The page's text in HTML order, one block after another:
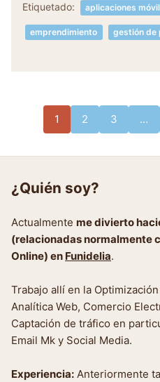
Etiquetado: aplicaciones
emprendimiento gestión de
Paginación
1 2 3 …
¿Quién soy?
Actualmente me divierto
(relacionadas normalmente
Online) en Funidelia.
Trabajo allí en la
Analítica Web, Comercio
Captación de tráfico en
Email Mk y Social Media.
Experiencia: Anteriormente